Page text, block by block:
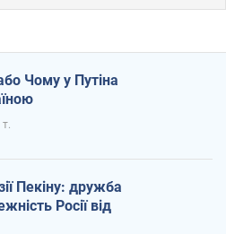
Чому у Путіна
Пекіну: дружба
Росії від